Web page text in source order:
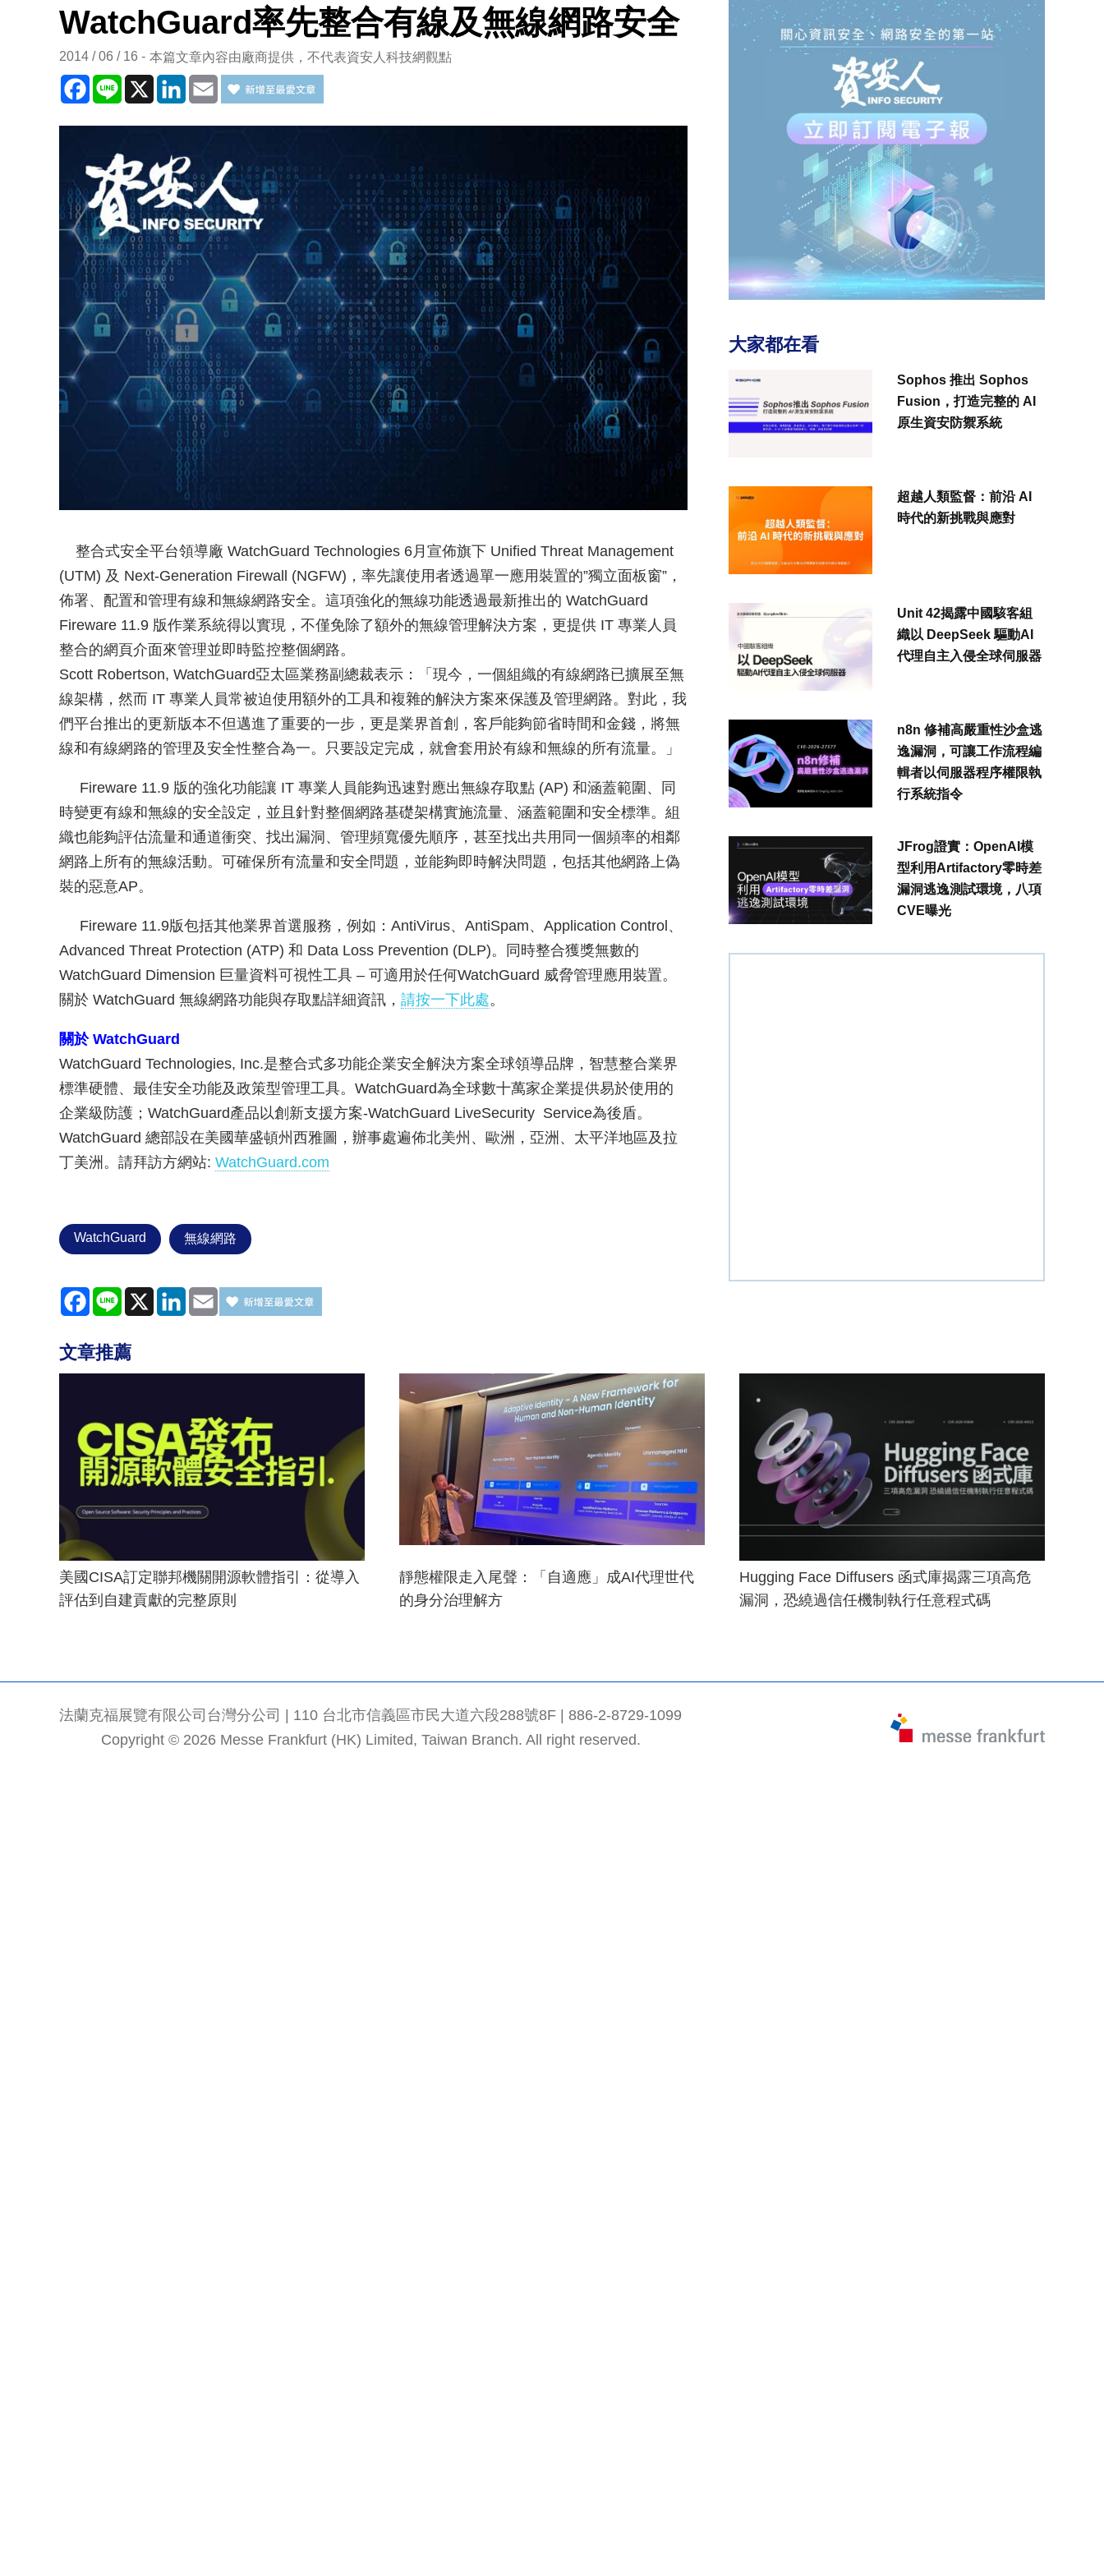
WatchGuard率先整合有線及無線網路安全
2014 / 06 / 16 本篇文章內容由廠商提供，不代表資安人科技網觀點
Facebook
Line X LinkedInEmail
整合式安全平台領導廠 WatchGuard Technologies 6月宣佈旗下 Unified Threat Management
(UTM) 及 Next-Generation Firewall (NGFW)，率先讓使用者透過單一應用裝置的”獨立面板窗”，
佈署、配置和管理有線和無線網路安全。這項強化的無線功能透過最新推出的 WatchGuard
Fireware 11.9 版作業系統得以實現，不僅免除了額外的無線管理解決方案，更提供 IT 專業人員
整合的網頁介面來管理並即時監控整個網路。
Scott Robertson, WatchGuard亞太區業務副總裁表示：「現今，一個組織的有線網路已擴展至無
線架構，然而 IT 專業人員常被迫使用額外的工具和複雜的解決方案來保護及管理網路。對此，我
們平台推出的更新版本不但邁進了重要的一步，更是業界首創，客戶能夠節省時間和金錢，將無
線和有線網路的管理及安全性整合為一。只要設定完成，就會套用於有線和無線的所有流量。」
Fireware 11.9 版的強化功能讓 IT 專業人員能夠迅速對應出無線存取點 (AP) 和涵蓋範圍、同
時變更有線和無線的安全設定，並且針對整個網路基礎架構實施流量、涵蓋範圍和安全標準。組
織也能夠評估流量和通道衝突、找出漏洞、管理頻寬優先順序，甚至找出共用同一個頻率的相鄰
網路上所有的無線活動。可確保所有流量和安全問題，並能夠即時解決問題，包括其他網路上偽
裝的惡意AP。
Fireware 11.9版包括其他業界首選服務，例如：AntiVirus、AntiSpam、Application Control、
Advanced Threat Protection (ATP) 和 Data Loss Prevention (DLP)。同時整合獲獎無數的
WatchGuard Dimension 巨量資料可視性工具 – 可適用於任何WatchGuard 威脅管理應用裝置。
關於 WatchGuard 無線網路功能與存取點詳細資訊， 請按一下此處。
關於 WatchGuard
WatchGuard Technologies, Inc.是整合式多功能企業安全解決方案全球領導品牌，智慧整合業界
標準硬體、最佳安全功能及政策型管理工具。WatchGuard為全球數十萬家企業提供易於使用的
企業級防護；WatchGuard產品以創新支援方案-WatchGuard LiveSecurity Service為後盾。
WatchGuard 總部設在美國華盛頓州西雅圖，辦事處遍佈北美州、歐洲，亞洲、太平洋地區及拉
丁美洲。請拜訪方網站: WatchGuard.com
WatchGuard 無線網路
Facebook
Line X LinkedInEmail
大家都在看
Sophos 推出 Sophos
Fusion，打造完整的 AI
原生資安防禦系統
超越人類監督：前沿 AI
時代的新挑戰與應對
Unit 42揭露中國駭客組
織以 DeepSeek 驅動AI
代理自主入侵全球伺服器
n8n 修補高嚴重性沙盒逃
逸漏洞，可讓工作流程編
輯者以伺服器程序權限執
行系統指令
JFrog證實：OpenAI模
型利用Artifactory零時差
漏洞逃逸測試環境，八項
CVE曝光
文章推薦
美國CISA訂定聯邦機關開源軟體指引：從導入
評估到自建貢獻的完整原則
靜態權限走入尾聲：「自適應」成AI代理世代
的身分治理解方
Hugging Face Diffusers 函式庫揭露三項高危
漏洞，恐繞過信任機制執行任意程式碼
法蘭克福展覽有限公司台灣分公司 | 110 台北市信義區市民大道六段288號8F | 886-2-8729-1099
Copyright © 2026 Messe Frankfurt (HK) Limited, Taiwan Branch. All right reserved.